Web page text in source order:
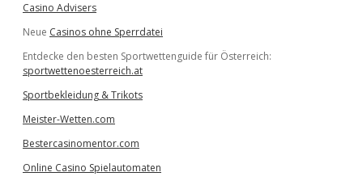
Casino Advisers
Neue Casinos ohne Sperrdatei
Entdecke den besten Sportwettenguide für Österreich:
sportwettenoesterreich.at
Sportbekleidung & Trikots
Meister-Wetten.com
Bestercasinomentor.com
Online Casino Spielautomaten